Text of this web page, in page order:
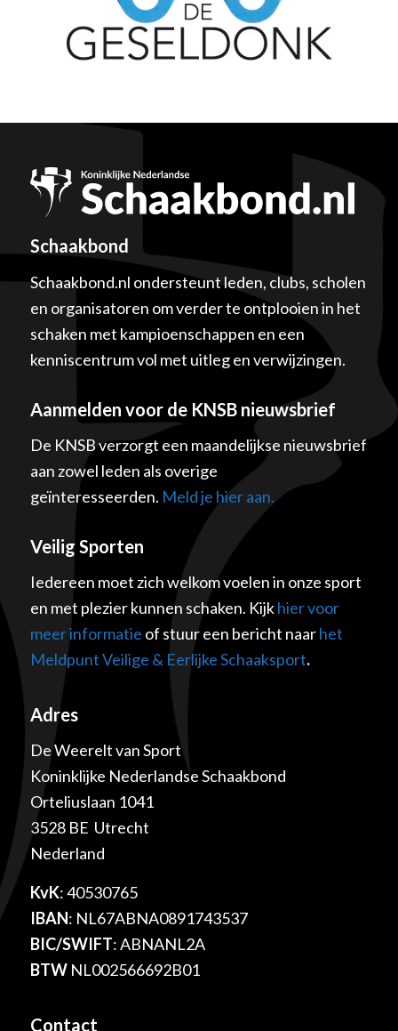
Schaakbond
Schaakbond.nl ondersteunt leden, clubs, scholen
en organisatoren om verder te ontplooien in het
schaken met kampioenschappen en een
kenniscentrum vol met uitleg en verwijzingen.
Aanmelden voor de KNSB nieuwsbrief
De KNSB verzorgt een maandelijkse nieuwsbrief
aan zowel leden als overige
geïnteresseerden. Meld je hier aan.
Veilig Sporten
Iedereen moet zich welkom voelen in onze sport
en met plezier kunnen schaken. Kijkhier voor
meer informatie of stuur een bericht naarhet
Meldpunt Veilige & Eerlijke Schaaksport.
Adres
De Weerelt van Sport
Koninklijke Nederlandse Schaakbond
Orteliuslaan 1041
3528 BE Utrecht
Nederland
KvK: 40530765
IBAN: NL67ABNA0891743537
BIC/SWIFT: ABNANL2A
BTWNL002566692B01
Contact